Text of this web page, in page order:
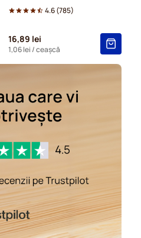
4.6(785)
16,89 lei
1,06 lei / ceașcă